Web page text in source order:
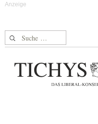
Suche nach: